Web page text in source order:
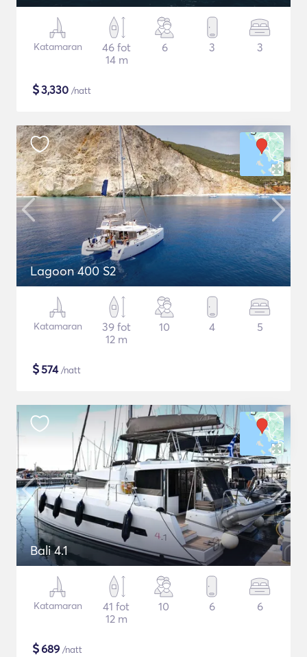
Katamaran
46 fot
14 m
6 3 3
$3,330 /natt
Lagoon 400 S2
Katamaran
39 fot
12 m
10 4 5
$574/natt
Bali 4.1
Katamaran
41 fot
12 m
10 6 6
$689 /natt